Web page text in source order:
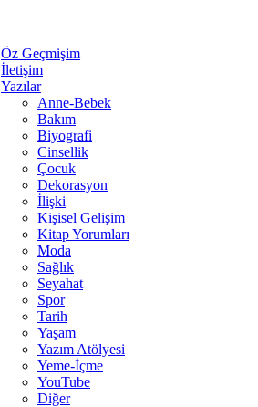
Öz Geçmişim
İletişim
Yazılar
Anne-Bebek
Bakım
Biyografi
Cinsellik
Çocuk
Dekorasyon
İlişki
Kişisel Gelişim
Kitap Yorumları
Moda
Sağlık
Seyahat
Spor
Tarih
Yaşam
Yazım Atölyesi
Yeme-İçme
YouTube
Diğer